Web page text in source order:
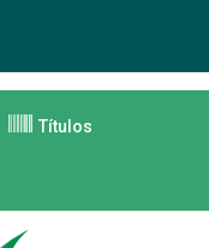
Títulos